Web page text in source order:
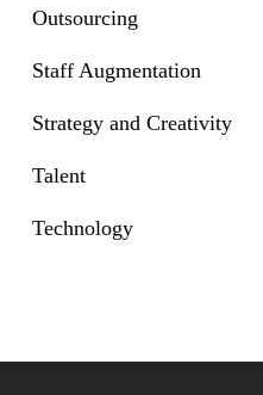
Outsourcing
Staff Augmentation
Strategy and Creativity
Talent
Technology